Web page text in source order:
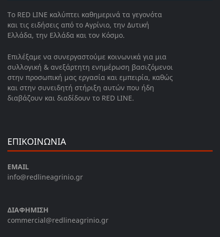
Το RED LINE καλύπτει καθημερινά τα γεγονότα
και τις ειδήσεις από το Αγρίνιο, την Δυτική
Ελλάδα, την Ελλάδα και τον Κόσμο.
Επιλέξαμε να συνεργαστούμε κοινωνικά για μια
συλλογική & ανεξάρτητη ενημέρωση βασιζόμενοι
στην προσωπική μας εργασία και εμπειρία, καθώς
και στην συνειδητή στήριξη αυτών που ήδη
διαβάζουν και διαδίδουν το RED LINE.
ΕΠΙΚΟΙΝΩΝΙΑ
EMAIL
info@redlineagrinio.gr
ΔΙΑΦΗΜΙΣΗ
commercial@redlineagrinio.gr